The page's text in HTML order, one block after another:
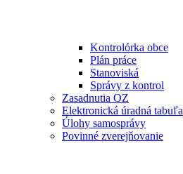
Kontrolórka obce
Plán práce
Stanoviská
Správy z kontrol
Zasadnutia OZ
Elektronická úradná tabuľa
Úlohy samosprávy
Povinné zverejňovanie